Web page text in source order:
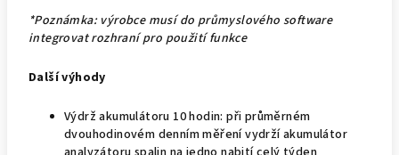
*Poznámka: výrobce musí do průmyslového software
integrovat rozhraní pro použití funkce
Další výhody
Výdrž akumulátoru 10 hodin: při průměrném
dvouhodinovém denním měření vydrží akumulátor